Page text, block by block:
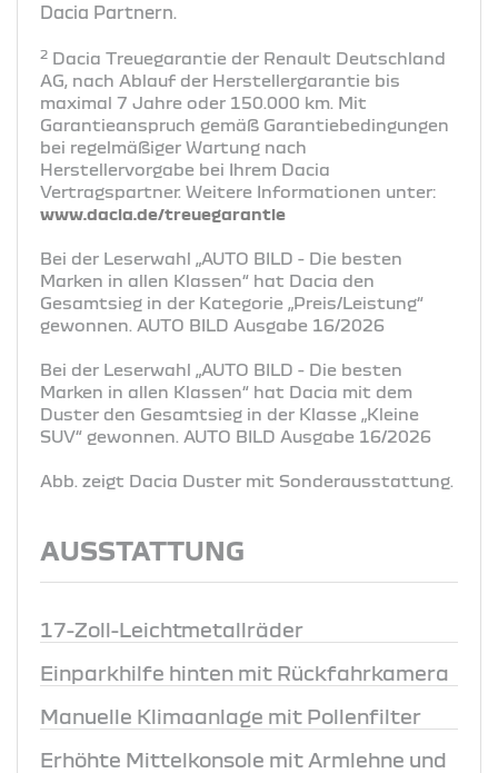
Dacia Partnern.
2 Dacia Treuegarantie der Renault Deutschland
AG, nach Ablauf der Herstellergarantie bis
maximal 7 Jahre oder 150.000 km. Mit
Garantieanspruch gemäß Garantiebedingungen
bei regelmäßiger Wartung nach
Herstellervorgabe bei Ihrem Dacia
Vertragspartner. Weitere Informationen unter:
www.dacia.de/treuegarantie
Bei der Leserwahl „AUTO BILD - Die besten
Marken in allen Klassen“ hat Dacia den
Gesamtsieg in der Kategorie „Preis/Leistung“
gewonnen. AUTO BILD Ausgabe 16/2026
Bei der Leserwahl „AUTO BILD - Die besten
Marken in allen Klassen“ hat Dacia mit dem
Duster den Gesamtsieg in der Klasse „Kleine
SUV“ gewonnen. AUTO BILD Ausgabe 16/2026
Abb. zeigt Dacia Duster mit Sonderausstattung.
AUSSTATTUNG
17-Zoll-Leichtmetallräder
Einparkhilfe hinten mit Rückfahrkamera
Manuelle Klimaanlage mit Pollenfilter
Erhöhte Mittelkonsole mit Armlehne und